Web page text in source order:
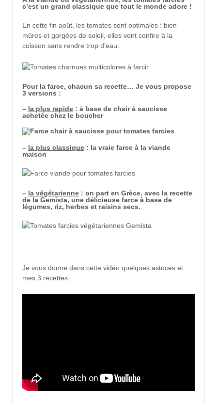
c’est un grand classique que tout le monde adore !
En cette fin août, les tomates sont optimales : bien
mûres et gorgées de soleil, elles vont confire à la
cuisson sans rendre trop d’eau.
Pour la farce, chacun sa recette… Je vous propose
3 versions :
– la plus rapide : à base de chair à saucisse
achetée chez le boucher
– la plus classique : la vraie farce à la viande
maison
– la végétarienne : on part en Grèce, avec la recette
de la Gemista, une délicieuse farce à base de
légumes, riz, herbes et raisins secs.
Je vous donne dans cette vidéo quelques astuces et
mes 3 recettes.